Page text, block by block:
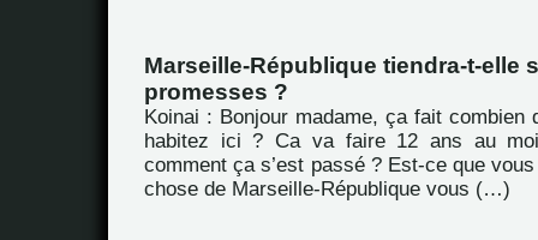
Marseille-République tiendra-t-elle
promesses ?
Koinai : Bonjour madame, ça fait combien
habitez ici ? Ca va faire 12 ans au
comment ça s’est passé ? Est-ce que
chose de Marseille-République vous (…)